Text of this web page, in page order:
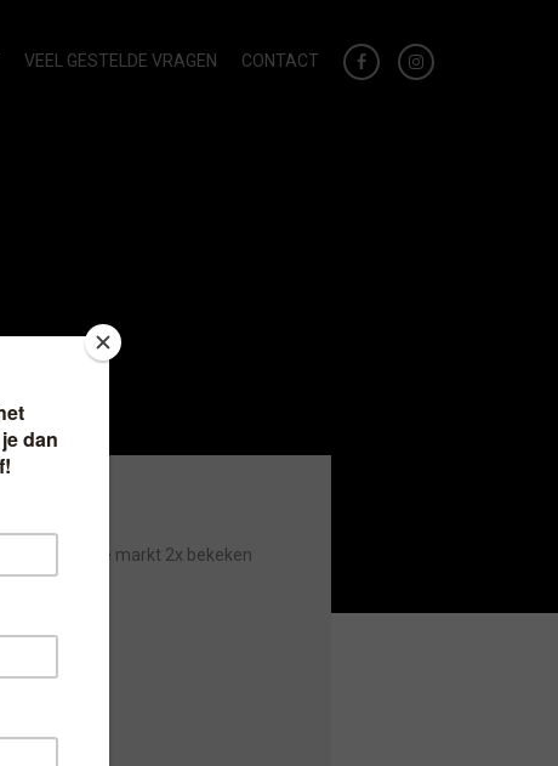
VEEL GESTELDE VRAGEN CONTACT
Sinds laatste markt 2x bekeken